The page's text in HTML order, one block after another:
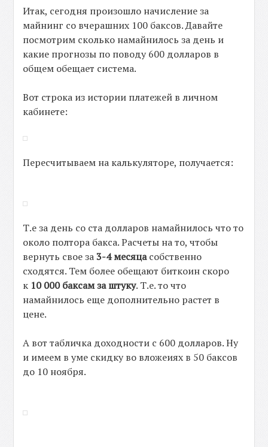
Итак, сегодня произошло начисление за
майнинг со вчерашних 100 баксов. Давайте
посмотрим сколько намайнилось за день и
какие прогнозы по поводу 600 долларов в
общем обещает система.
Вот строка из истории платежей в личном
кабинете:
Пересчитываем на калькуляторе, получается:
Т.е за день со ста долларов намайнилось что то
около полтора бакса. Расчеты на то, чтобы
вернуть свое за3-4 месяцасобственно
сходятся. Тем более обещают биткоин скоро
к 10 000 баксам за штуку. Т.е. то что
намайнилось еще дополнительно растет в
цене.
А вот табличка доходности с 600 долларов. Ну
и имеем в уме скидку во вложеиях в 50 баксов
до 10 ноября.